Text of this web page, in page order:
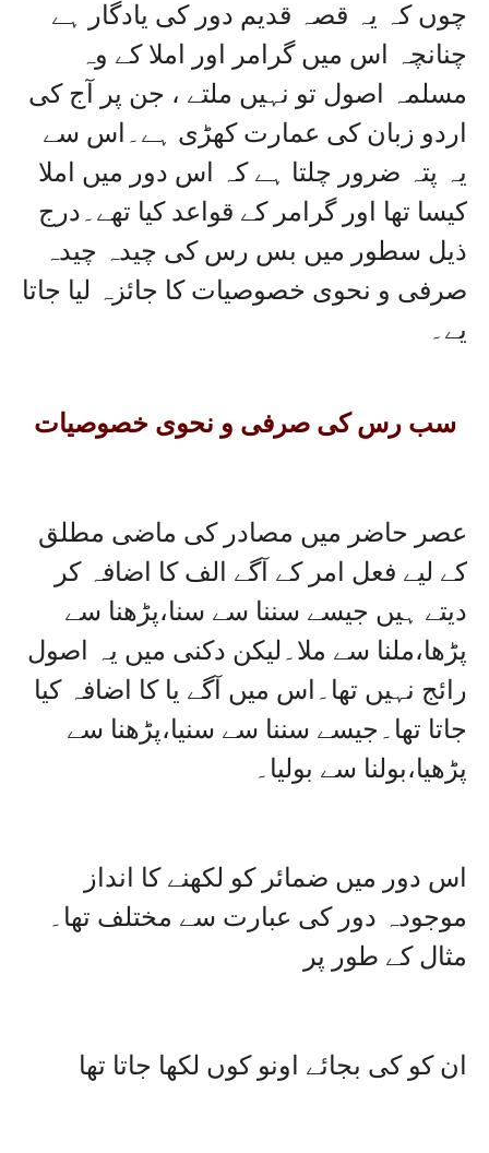
چوں کہ یہ قصہ قدیم دور کی یادگار ہے
چنانچہ اس میں گرامر اور املا کے وہ
مسلمہ اصول تو نہیں ملتے ، جن پر آج کی
اردو زبان کی عمارت کھڑی ہے۔اس سے
یہ پتہ ضرور چلتا ہے کہ اس دور میں املا
کیسا تھا اور گرامر کے قواعد کیا تھے۔درج
ذیل سطور میں بس رس کی چیدہ چیدہ
صرفی و نحوی خصوصیات کا جائزہ لیا جاتا
یے۔
سب رس کی صرفی و نحوی خصوصیات
عصر حاضر میں مصادر کی ماضی مطلق
کے لیے فعل امر کے آگے الف کا اضافہ کر
دیتے ہیں جیسے سننا سے سنا،پڑھنا سے
پڑھا،ملنا سے ملا۔لیکن دکنی میں یہ اصول
رائج نہیں تھا۔اس میں آگے یا کا اضافہ کیا
جاتا تھا۔جیسے سننا سے سنیا،پڑھنا سے
پڑھیا،بولنا سے بولیا۔
اس دور میں ضمائر کو لکھنے کا انداز
موجودہ دور کی عبارت سے مختلف تھا۔
مثال کے طور پر
ان کو کی بجائے اونو کوں لکھا جاتا تھا